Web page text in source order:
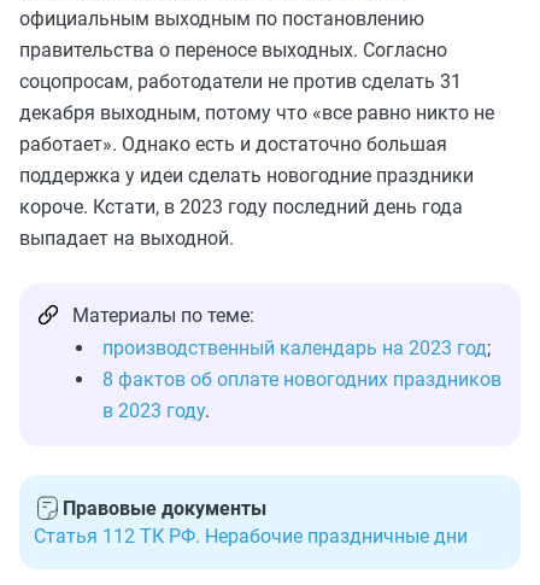
официальным выходным по постановлению
правительства о переносе выходных. Согласно
соцопросам, работодатели не против сделать 31
декабря выходным, потому что «все равно никто не
работает». Однако есть и достаточно большая
поддержка у идеи сделать новогодние праздники
короче. Кстати, в 2023 году последний день года
выпадает на выходной.
Материалы по теме:
производственный календарь на 2023 год;
8 фактов об оплате новогодних праздников
в 2023 году.
Правовые документы
Статья 112 ТК РФ. Нерабочие праздничные дни